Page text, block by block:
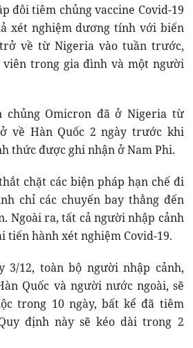
đôi tiêm chủng vaccine Covid-19
xét nghiệm dương tính với biến
về từ Nigeria vào tuần trước,
trong gia đình và một người
chủng Omicron đã ở Nigeria từ
về Hàn Quốc 2 ngày trước khi
thức được ghi nhận ở Nam Phi.
chặt các biện pháp hạn chế đi
chỉ các chuyến bay thẳng đến
Ngoài ra, tất cả người nhập cảnh
tiến hành xét nghiệm Covid-19.
3/12, toàn bộ người nhập cảnh,
Quốc và người nước ngoài, sẽ
trong 10 ngày, bất kể đã tiêm
định này sẽ kéo dài trong 2